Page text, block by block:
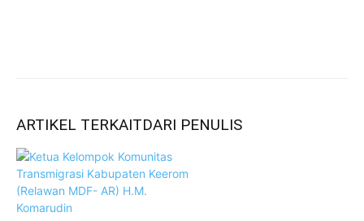
ARTIKEL TERKAITDARI PENULIS